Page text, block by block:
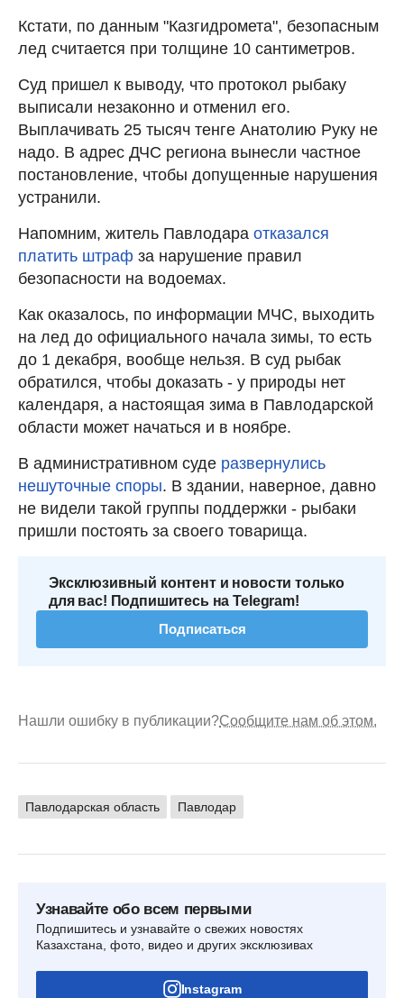
Кстати, по данным "Казгидромета", безопасным
лед считается при толщине 10 сантиметров.
Суд пришел к выводу, что протокол рыбаку
выписали незаконно и отменил его.
Выплачивать 25 тысяч тенге Анатолию Руку не
надо. В адрес ДЧС региона вынесли частное
постановление, чтобы допущенные нарушения
устранили.
Напомним, житель Павлодара отказался
платить штраф за нарушение правил
безопасности на водоемах.
Как оказалось, по информации МЧС, выходить
на лед до официального начала зимы, то есть
до 1 декабря, вообще нельзя. В суд рыбак
обратился, чтобы доказать - у природы нет
календаря, а настоящая зима в Павлодарской
области может начаться и в ноябре.
В административном суде развернулись
нешуточные споры. В здании, наверное, давно
не видели такой группы поддержки - рыбаки
пришли постоять за своего товарища.
Эксклюзивный контент и новости только
для вас! Подпишитесь на Telegram!
Подписаться
Нашли ошибку в публикации?Сообщите нам об этом.
Павлодарская область Павлодар
Узнавайте обо всем первыми
Подпишитесь и узнавайте о свежих новостях
Казахстана, фото, видео и других эксклюзивах
Instagram